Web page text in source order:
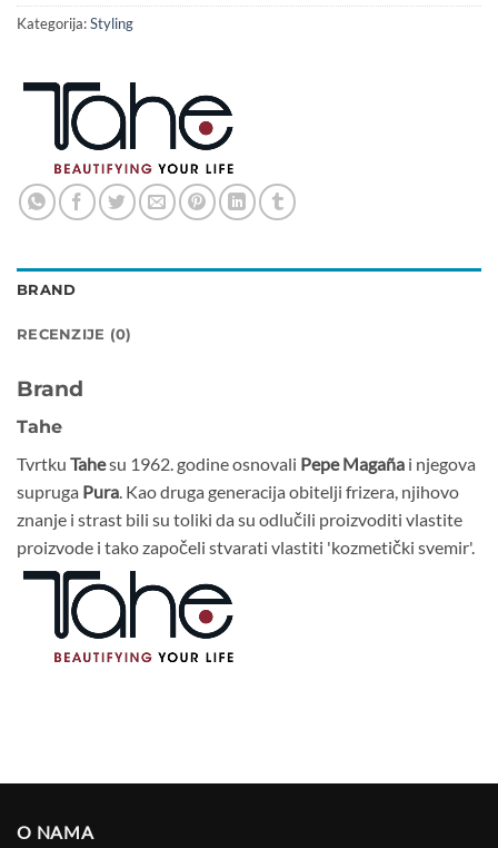
Kategorija:Styling
BRAND
RECENZIJE (0)
Brand
Tahe
Tvrtku Tahesu 1962. godine osnovali Pepe Magaña i njegova
supruga Pura . Kao druga generacija obitelji frizera, njihovo
znanje i strast bili su toliki da su odlučili proizvoditi vlastite
proizvode i tako započeli stvarati vlastiti 'kozmetički svemir'.
O NAMA